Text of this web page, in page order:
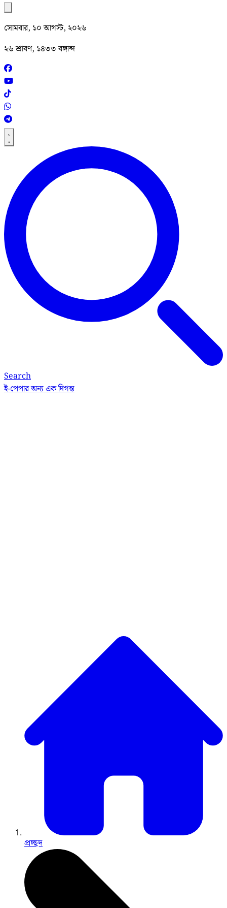
সোমবার, ১০ আগস্ট, ২০২৬
২৬ শ্রাবণ, ১৪৩৩ বঙ্গাব্দ
Search
ই-পেপারঅন্য এক দিগন্ত
প্রচ্ছদ